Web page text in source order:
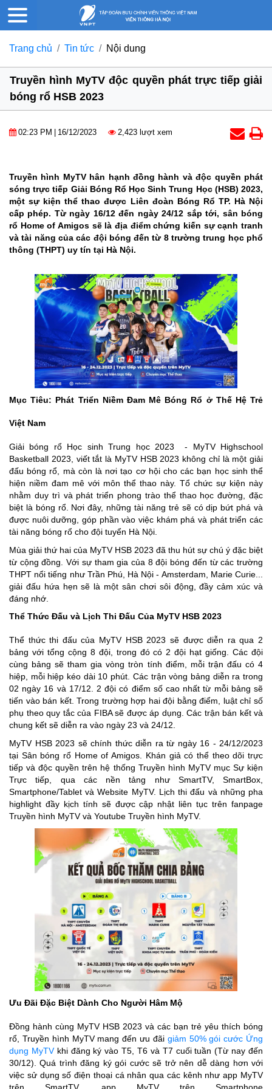
Trang chủ Tin tức Nội dung
Truyền hình MyTV độc quyền phát trực tiếp giải
bóng rổ HSB 2023
02:23 PM 16/12/2023 2,423 lượt xem
Truyền hình MyTV hân hạnh đồng hành và độc quyền phát
sóng trực tiếp Giải Bóng Rổ Học Sinh Trung Học (HSB) 2023,
một sự kiện thể thao được Liên đoàn Bóng Rổ TP. Hà Nội
cấp phép. Từ ngày 16/12 đến ngày 24/12 sắp tới, sân bóng
rổ Home of Amigos sẽ là địa điểm chứng kiến sự cạnh tranh
và tài năng của các đội bóng đến từ 8 trường trung học phổ
thông (THPT) uy tín tại Hà Nội.
Mục Tiêu: Phát Triển Niềm Đam Mê Bóng Rổ ở Thế Hệ Trẻ
Việt Nam
Giải bóng rổ Học sinh Trung học 2023 - MyTV Highschool
Basketball 2023, viết tắt là MyTV HSB 2023 không chỉ là một giải
đấu bóng rổ, mà còn là nơi tạo cơ hội cho các bạn học sinh thể
hiện niềm đam mê với môn thể thao này. Tổ chức sự kiện này
nhằm duy trì và phát triển phong trào thể thao học đường, đặc
biệt là bóng rổ. Nơi đây, những tài năng trẻ sẽ có dịp bứt phá và
được nuôi dưỡng, góp phần vào việc khám phá và phát triển các
tài năng bóng rổ cho đội tuyển Hà Nội.
Mùa giải thứ hai của MyTV HSB 2023 đã thu hút sự chú ý đặc biệt
từ cộng đồng. Với sự tham gia của 8 đội bóng đến từ các trường
THPT nổi tiếng như Trần Phú, Hà Nội - Amsterdam, Marie Curie...
giải đấu hứa hẹn sẽ là một sân chơi sôi động, đầy cảm xúc và
đáng nhớ.
Thể Thức Đấu và Lịch Thi Đấu Của MyTV HSB 2023
Thể thức thi đấu của MyTV HSB 2023 sẽ được diễn ra qua 2
bảng với tổng cộng 8 đội, trong đó có 2 đội hạt giống. Các đội
cùng bảng sẽ tham gia vòng tròn tính điểm, mỗi trận đấu có 4
hiệp, mỗi hiệp kéo dài 10 phút. Các trận vòng bảng diễn ra trong
02 ngày 16 và 17/12. 2 đội có điểm số cao nhất từ mỗi bảng sẽ
tiến vào bán kết. Trong trường hợp hai đội bằng điểm, luật chỉ số
phụ theo quy tắc của FIBA sẽ được áp dụng. Các trận bán kết và
chung kết sẽ diễn ra vào ngày 23 và 24/12.
MyTV HSB 2023 sẽ chính thức diễn ra từ ngày 16 - 24/12/2023
tại Sân bóng rổ Home of Amigos. Khán giả có thể theo dõi trực
tiếp và độc quyền trên hệ thống Truyền hình MyTV mục Sự kiện
Trực tiếp, qua các nền tảng như SmartTV, SmartBox,
Smartphone/Tablet và Website MyTV. Lịch thi đấu và những pha
highlight đầy kịch tính sẽ được cập nhật liên tục trên fanpage
Truyền hình MyTV và Youtube Truyền hình MyTV.
Ưu Đãi Đặc Biệt Dành Cho Người Hâm Mộ
Đồng hành cùng MyTV HSB 2023 và các bạn trẻ yêu thích bóng
rổ, Truyền hình MyTV mang đến ưu đãi giảm 50% gói cước Ứng
dụng MyTVkhi đăng ký vào T5, T6 và T7 cuối tuần (Từ nay đến
30/12). Quá trình đăng ký gói cước sẽ trở nên dễ dàng hơn với
việc sử dụng số điện thoại cá nhân qua các kênh như app MyTV
trên SmartTV, app MyTV trên Smartphone